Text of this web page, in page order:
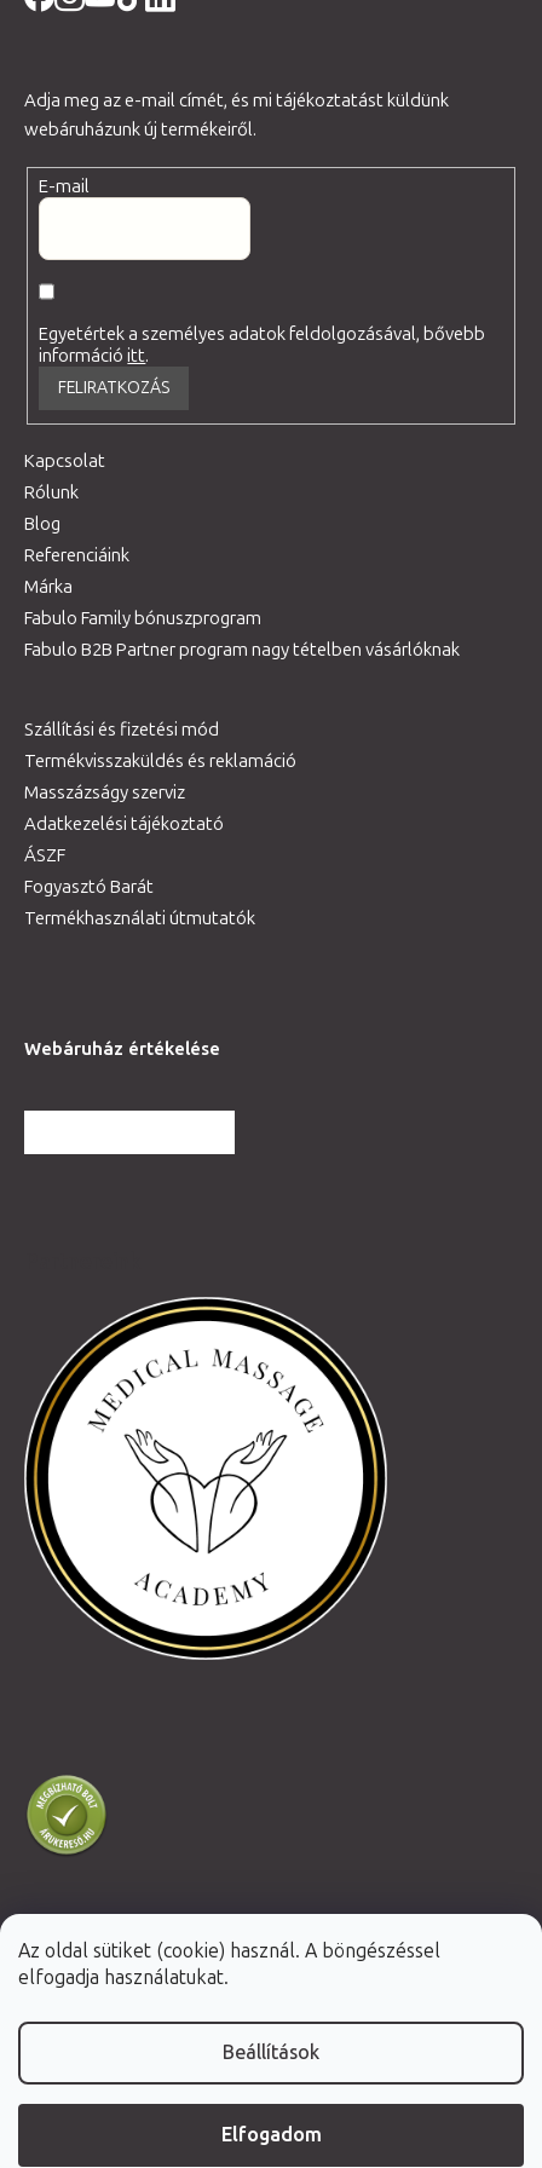
Az oldal sütiket (cookie) használ. A böngészéssel
elfogadja használatukat.
Beállítások
Elfogadom
Adja meg az e-mail címét, és mi tájékoztatást küldünk
webáruházunk új termékeiről.
E-mail
Egyetértek a személyes adatok feldolgozásával, bővebb
információitt.
FELIRATKOZÁS
Kapcsolat
Rólunk
Blog
Referenciáink
Márka
Fabulo Family bónuszprogram
Fabulo B2B Partner program nagy tételben vásárlóknak
Szállítási és fizetési mód
Termékvisszaküldés és reklamáció
Masszázságy szerviz
Adatkezelési tájékoztató
ÁSZF
Fogyasztó Barát
Termékhasználati útmutatók
Webáruház értékelése
Shoptet Premium készítette